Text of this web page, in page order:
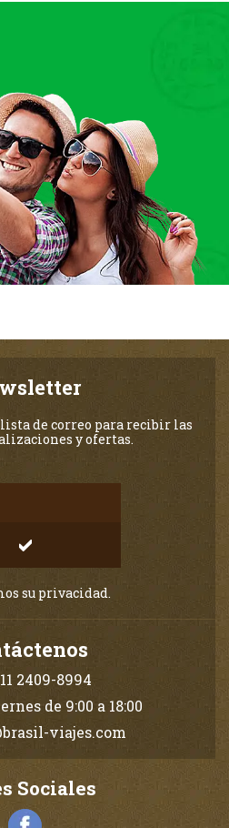
de correo para recibir las
y ofertas.
su privacidad.
2409-8994
de 9:00 a 18:00
viajes.com
Sociales